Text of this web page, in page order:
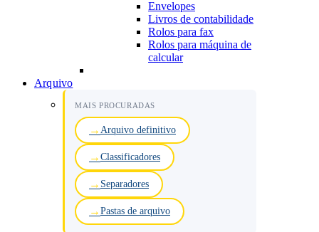
Envelopes
Livros de contabilidade
Rolos para fax
Rolos para máquina de
calcular
Arquivo
MAIS PROCURADAS
Arquivo definitivo
Classificadores
Separadores
Pastas de arquivo